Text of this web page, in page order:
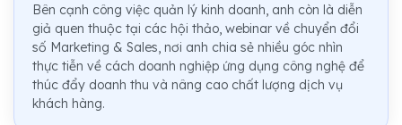
Bên cạnh công việc quản lý kinh doanh, anh còn là diễn
giả quen thuộc tại các hội thảo, webinar về chuyển đổi
số Marketing & Sales, nơi anh chia sẻ nhiều góc nhìn
thực tiễn về cách doanh nghiệp ứng dụng công nghệ để
thúc đẩy doanh thu và nâng cao chất lượng dịch vụ
khách hàng.